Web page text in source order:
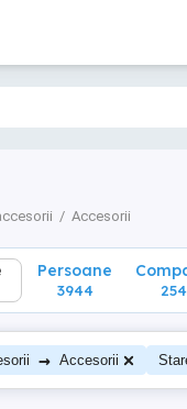
Accesorii
Persoane
3944 254
→ Accesorii